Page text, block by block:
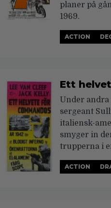
planer på
1969.
ACTION
Ett
Under
sergeant
italiensk-
smyger in
trupperna i
ACTION